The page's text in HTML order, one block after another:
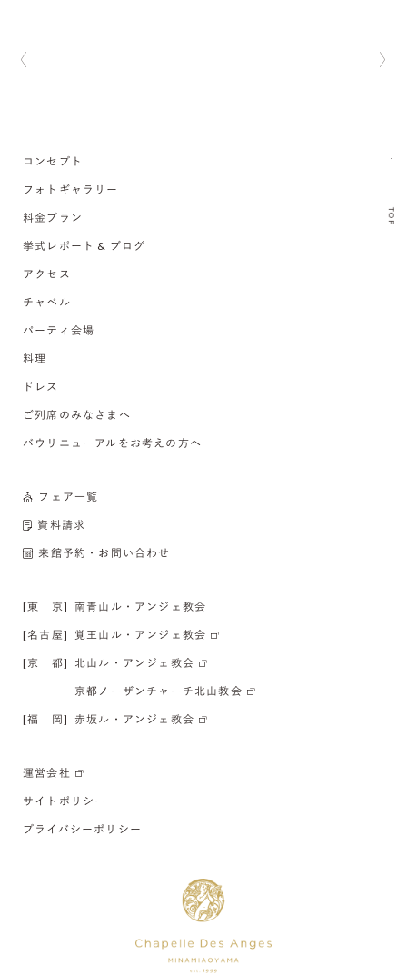
TOP
コンセプト
フォトギャラリー
料金プラン
挙式レポート & ブログ
アクセス
チャペル
パーティ会場
料理
ドレス
ご列席のみなさまへ
バウリニューアルをお考えの方へ
フェア一覧
資料請求
来館予約・お問い合わせ
[東 京] 南青山ル・アンジェ教会
[名古屋] 覚王山ル・アンジェ教会
[京 都] 北山ル・アンジェ教会
京都ノーザンチャーチ北山教会
[福 岡] 赤坂ル・アンジェ教会
運営会社
サイトポリシー
プライバシーポリシー